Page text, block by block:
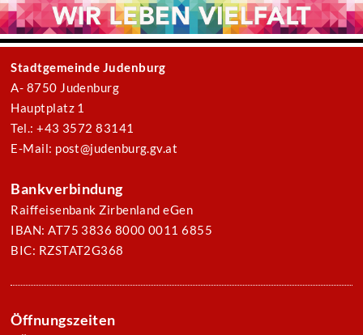
Stadtgemeinde Judenburg
A- 8750 Judenburg
Hauptplatz 1
Tel.: +43 3572 83141
E-Mail: post@judenburg.gv.at
Bankverbindung
Raiffeisenbank Zirbenland eGen
IBAN: AT75 3836 8000 0011 6855
BIC: RZSTAT2G368
Öffnungszeiten